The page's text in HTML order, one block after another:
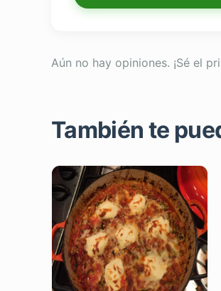
Aún no hay opiniones. ¡Sé el
También te